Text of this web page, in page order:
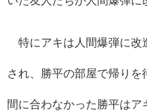
特にアキは人間爆弾に改
され、勝平の部屋で帰り
間に合わなかった勝平は